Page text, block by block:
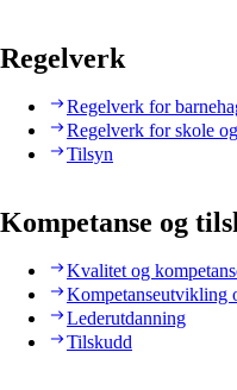
Regelverk
Regelverk for
Regelverk for skole
Tilsyn
Kompetanse og
Kvalitet og
Kompetanseutvikling
Lederutdanning
Tilskudd